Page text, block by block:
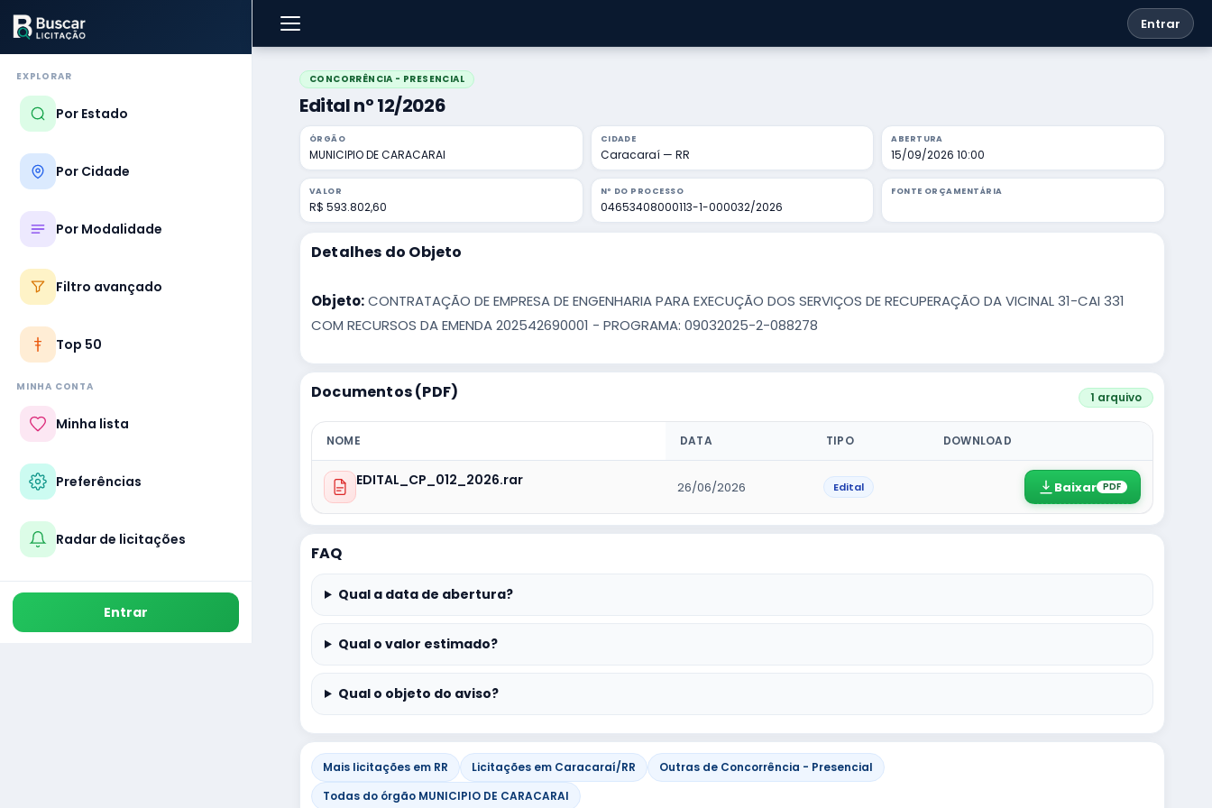
Entrar
EXPLORAR
Por Estado
Por Cidade
Por Modalidade
Filtro avançado
Top 50
MINHA CONTA
Minha lista
Preferências
Radar de licitações
Entrar
CONCORRÊNCIA - PRESENCIAL
Edital nº 12/2026
ÓRGÃO
MUNICIPIO DE CARACARAI
CIDADE
Caracaraí — RR
ABERTURA
15/09/2026 10:00
VALOR
R$ 593.802,60
Nº DO PROCESSO
04653408000113-1-000032/2026
FONTE ORÇAMENTÁRIA
Detalhes do Objeto
Objeto:CONTRATAÇÃO DE EMPRESA DE ENGENHARIA PARA EXECUÇÃO DOS SERVIÇOS DE RECUPERAÇÃO DA VICINAL 31-CAI 331
COM RECURSOS DA EMENDA 202542690001 - PROGRAMA: 09032025-2-088278
Documentos (PDF) 1 arquivo
NOME DATA TIPO DOWNLOAD
EDITAL_CP_012_2026.rar 26/06/2026 Edital Baixar PDF
FAQ
Qual a data de abertura?
Qual o valor estimado?
Qual o objeto do aviso?
Mais licitações em RR Licitações em Caracaraí/RR
Outras de Concorrência - Presencial
Todas do órgão MUNICIPIO DE CARACARAI